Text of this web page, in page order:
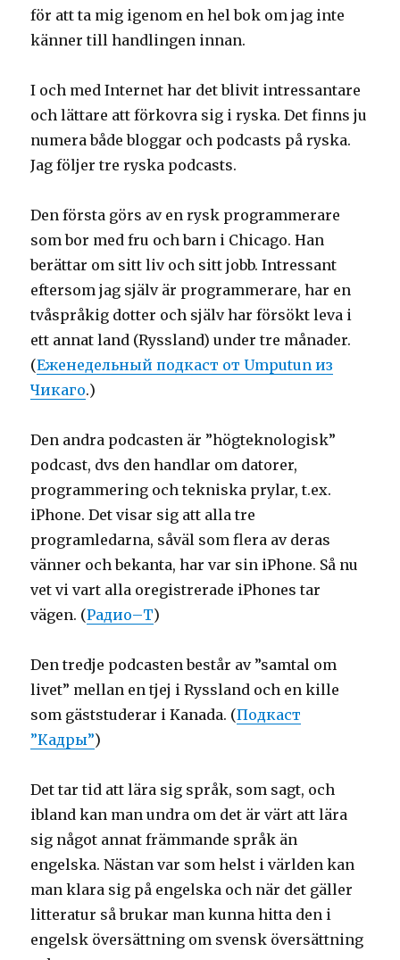
för att ta mig igenom en hel bok om jag inte
känner till handlingen innan.
I och med Internet har det blivit intressantare
och lättare att förkovra sig i ryska. Det finns ju
numera både bloggar och podcasts på ryska.
Jag följer tre ryska podcasts.
Den första görs av en rysk programmerare
som bor med fru och barn i Chicago. Han
berättar om sitt liv och sitt jobb. Intressant
eftersom jag själv är programmerare, har en
tvåspråkig dotter och själv har försökt leva i
ett annat land (Ryssland) under tre månader.
(Еженедельный подкаст от Umputun из
Чикаго.)
Den andra podcasten är ”högteknologisk”
podcast, dvs den handlar om datorer,
programmering och tekniska prylar, t.ex.
iPhone. Det visar sig att alla tre
programledarna, såväl som flera av deras
vänner och bekanta, har var sin iPhone. Så nu
vet vi vart alla oregistrerade iPhones tar
vägen. (Радио–Т)
Den tredje podcasten består av ”samtal om
livet” mellan en tjej i Ryssland och en kille
som gäststuderar i Kanada. (Подкаст
”Кадры”)
Det tar tid att lära sig språk, som sagt, och
ibland kan man undra om det är värt att lära
sig något annat främmande språk än
engelska. Nästan var som helst i världen kan
man klara sig på engelska och när det gäller
litteratur så brukar man kunna hitta den i
engelsk översättning om svensk översättning